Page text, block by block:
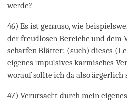
werde?
46) Es ist genauso, wie
der freudlosen Bereiche und dem
scharfen Blätter: (auch) dieses
eigenes impulsives karmisches
worauf sollte ich da also ärgerlich
47) Verursacht durch mein